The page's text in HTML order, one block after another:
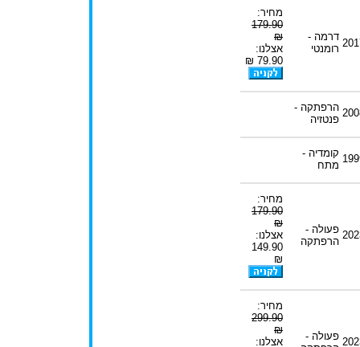
דרמה -
רומנטי
מחיר:
179.90
₪
אצלנו:
79.90 ₪
הרפתקה -
פנטזיה
קומדיה -
מתח
פעולה -
הרפתקה
מחיר:
179.90
₪
אצלנו:
149.90
₪
פעולה -
מחיר:
299.90
₪
אצלנו: